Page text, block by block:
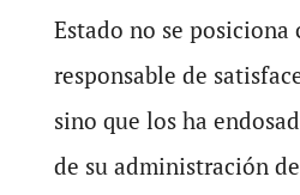
Estado no se posiciona
responsable de
sino que los ha
de su administración